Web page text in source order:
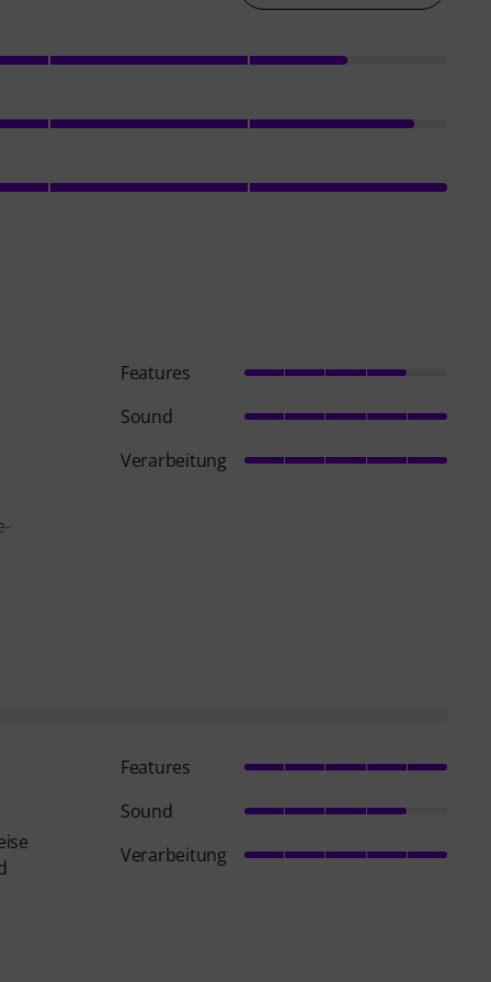
Features
Sound
Verarbeitung
Features
Sound
Verarbeitung